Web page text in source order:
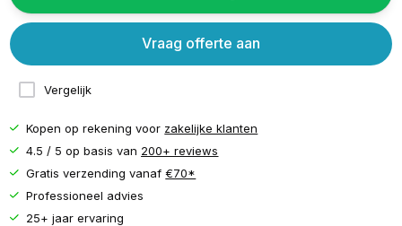
Vergelijk
Vraag offerte aan
Kopen op rekening voor zakelijke klanten
4.5 / 5 op basis van 200+ reviews
Gratis verzending vanaf€70*
Professioneel advies
25+ jaar ervaring